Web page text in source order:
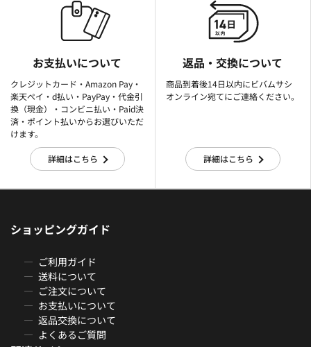
お支払いについて
クレジットカード・Amazon Pay・
楽天ぺイ・d払い・PayPay・代金引
換（現金）・コンビニ払い・Paid決
済・ポイント払いからお選びいただ
けます。
詳細はこちら
返品・交換について
商品到着後14日以内にビバムサシ
オンライン宛てにご連絡ください。
詳細はこちら
ショッピングガイド
ご利用ガイド
送料について
ご注文について
お支払いについて
返品交換について
よくあるご質問